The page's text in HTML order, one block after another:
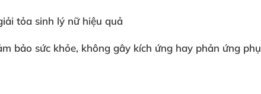
tỏa sinh lý nữ hiệu quả
bảo sức khỏe, không gây kích ứng hay phản ứng phụ